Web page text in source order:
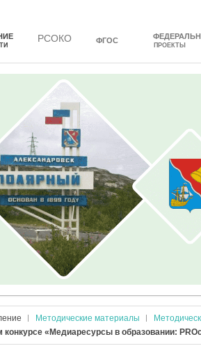
РСОКО ФГОС
ПРОЕКТЫ
Методические материалы
конкурсе «Медиаресурсы в образовании: